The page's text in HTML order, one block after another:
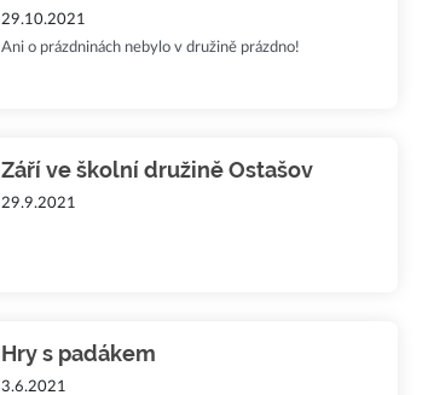
29.10.2021
Ani o prázdninách nebylo v družině prázdno!
Září ve školní družině Ostašov
29.9.2021
Hry s padákem
3.6.2021